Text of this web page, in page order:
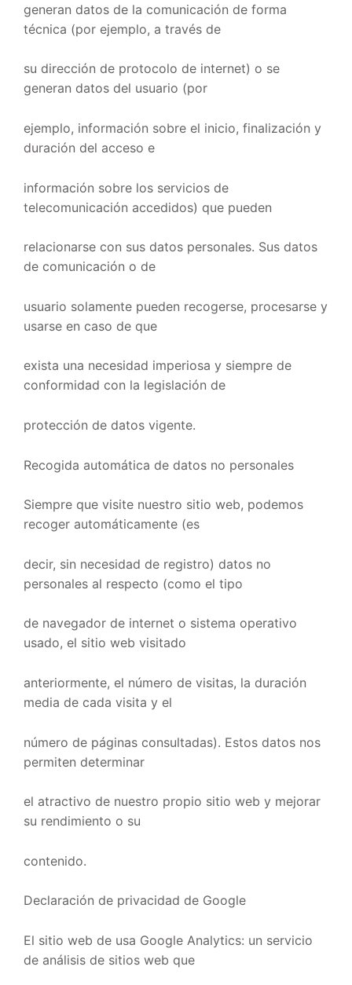
generan datos de la comunicación de forma
técnica (por ejemplo, a través de
su dirección de protocolo de internet) o se
generan datos del usuario (por
ejemplo, información sobre el inicio, finalización y
duración del acceso e
información sobre los servicios de
telecomunicación accedidos) que pueden
relacionarse con sus datos personales. Sus datos
de comunicación o de
usuario solamente pueden recogerse, procesarse y
usarse en caso de que
exista una necesidad imperiosa y siempre de
conformidad con la legislación de
protección de datos vigente.
Recogida automática de datos no personales
Siempre que visite nuestro sitio web, podemos
recoger automáticamente (es
decir, sin necesidad de registro) datos no
personales al respecto (como el tipo
de navegador de internet o sistema operativo
usado, el sitio web visitado
anteriormente, el número de visitas, la duración
media de cada visita y el
número de páginas consultadas). Estos datos nos
permiten determinar
el atractivo de nuestro propio sitio web y mejorar
su rendimiento o su
contenido.
Declaración de privacidad de Google
El sitio web de usa Google Analytics: un servicio
de análisis de sitios web que